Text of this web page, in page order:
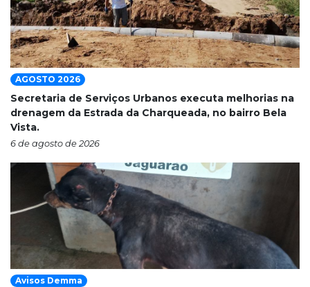
AGOSTO 2026
Secretaria de Serviços Urbanos executa melhorias na
drenagem da Estrada da Charqueada, no bairro Bela
Vista.
6 de agosto de 2026
Avisos Demma